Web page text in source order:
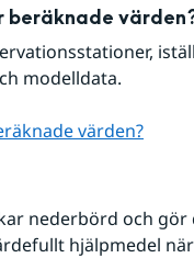
beräknade
modelldata.
värden?
nederbörd och
hjälpmedel